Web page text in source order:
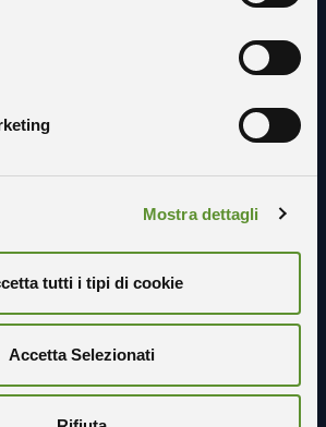
Mostra dettagli
tutti i tipi di cookie
Accetta Selezionati
contatto con noi